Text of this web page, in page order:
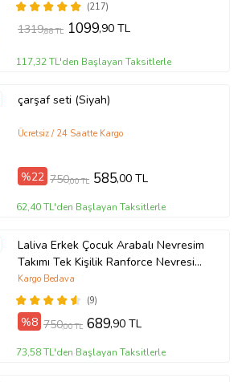
(217)
1319,88 TL 1099,90 TL
117,32 TL'den Başlayan Taksitlerle
çarşaf seti (Siyah)
Ücretsiz / 24 Saatte Kargo
%22 750,00 TL 585,00 TL
62,40 TL'den Başlayan Taksitlerle
Laliva Erkek Çocuk Arabalı Nevresim
Takımı Tek Kişilik Ranforce Nevresim
Takımı
(9)
Kargo Bedava
%8 750,00 TL 689,90 TL
73,58 TL'den Başlayan Taksitlerle